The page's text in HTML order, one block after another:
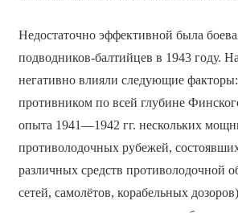
Недостаточно эффективной была
подводников-балтийцев в 1943 году.
негативно влияли следующие факторы:
противником по всей глубине
опыта 1941—1942 гг. нескольких
противолодочных рубежей,
различных средств противолодочной
сетей, самолётов, корабельных